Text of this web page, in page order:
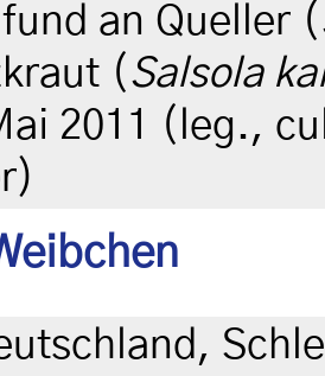
an Queller (
(Salsola
2011 (leg.,